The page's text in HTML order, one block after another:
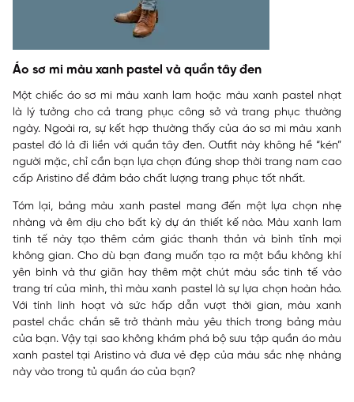
Áo sơ mi màu xanh pastel và quần tây đen
Một chiếc áo sơ mi màu xanh lam hoặc màu xanh pastel nhạt
là lý tưởng cho cả trang phục công sở và trang phục thường
ngày. Ngoài ra, sự kết hợp thường thấy của áo sơ mi màu xanh
pastel đó là đi liền với quần tây đen. Outfit này không hề “kén”
người mặc, chỉ cần bạn lựa chọn đúng shop thời trang nam cao
cấp Aristino để đảm bảo chất lượng trang phục tốt nhất.
Tóm lại, bảng màu xanh pastel mang đến một lựa chọn nhẹ
nhàng và êm dịu cho bất kỳ dự án thiết kế nào. Màu xanh lam
tinh tế này tạo thêm cảm giác thanh thản và bình tĩnh mọi
không gian. Cho dù bạn đang muốn tạo ra một bầu không khí
yên bình và thư giãn hay thêm một chút màu sắc tinh tế vào
trang trí của mình, thì màu xanh pastel là sự lựa chọn hoàn hảo.
Với tính linh hoạt và sức hấp dẫn vượt thời gian, màu xanh
pastel chắc chắn sẽ trở thành màu yêu thích trong bảng màu
của bạn. Vậy tại sao không khám phá bộ sưu tập quần áo màu
xanh pastel tại Aristino và đưa vẻ đẹp của màu sắc nhẹ nhàng
này vào trong tủ quần áo của bạn?